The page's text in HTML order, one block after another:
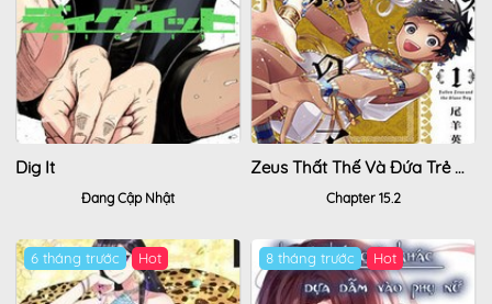
Dig It
Đang Cập Nhật
Zeus Thất Thế Và Đứa Trẻ Nô Lệ (Ochibure Zeus To Dourei No Ko)
Chapter 15.2
6 tháng trước 8 tháng trước